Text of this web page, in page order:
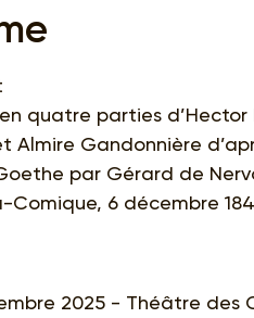
quatre parties d’Hector
Almire Gandonnière
par Gérard de
Comique, 6 décembre
2025 - Théâtre des